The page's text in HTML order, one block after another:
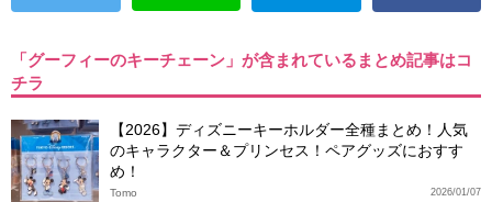
「グーフィーのキーチェーン」が含まれているまとめ記事はコ
チラ
【2026】ディズニーキーホルダー全種まとめ！人気
のキャラクター＆プリンセス！ペアグッズにおすす
め！
2026/01/07
Tomo